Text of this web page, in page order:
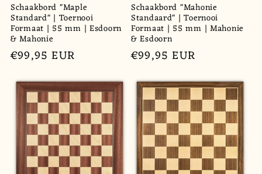
Schaakbord "Maple
Standard" | Toernooi
Formaat | 55 mm | Esdoorn
& Mahonie
Normale
€99,95 EUR
Schaakbord "Mahonie
Standaard" | Toernooi
Formaat | 55 mm | Mahonie
& Esdoorn
Normale
€99,95 EUR